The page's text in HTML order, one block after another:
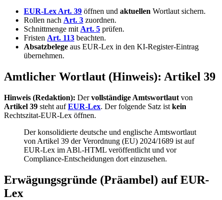
EUR-Lex Art. 39 öffnen und aktuellen Wortlaut sichern.
Rollen nach Art. 3 zuordnen.
Schnittmenge mit Art. 5 prüfen.
Fristen Art. 113 beachten.
Absatzbelege aus EUR-Lex in den KI-Register-Eintrag
übernehmen.
Amtlicher Wortlaut (Hinweis): Artikel 39
Hinweis (Redaktion): Dervollständige Amtswortlaut von
Artikel 39 steht aufEUR-Lex. Der folgende Satz ist kein
Rechtszitat-EUR-Lex öffnen.
Der konsolidierte deutsche und englische Amtswortlaut
von Artikel 39 der Verordnung (EU) 2024/1689 ist auf
EUR-Lex im ABl.-HTML veröffentlicht und vor
Compliance-Entscheidungen dort einzusehen.
Erwägungsgründe (Präambel) auf EUR-
Lex